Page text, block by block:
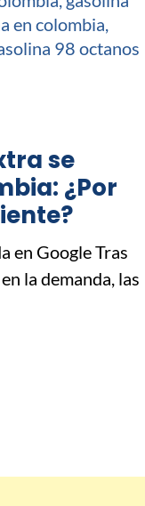
se
¿Por
en Google Tras
la demanda, las